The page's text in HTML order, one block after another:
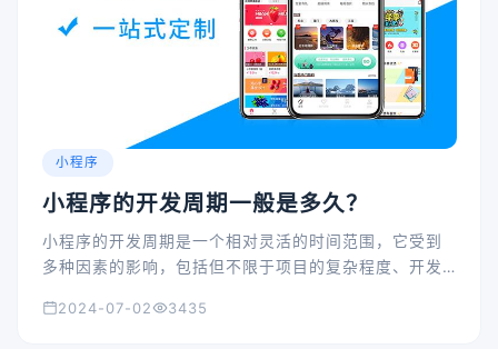
小程序
小程序的开发周期一般是多久？
小程序的开发周期是一个相对灵活的时间范围，它受到
多种因素的影响，包括但不限于项目的复杂程度、开发
率等。以下是对小程序开发周期的一般性概述：
2024-07-02 3435